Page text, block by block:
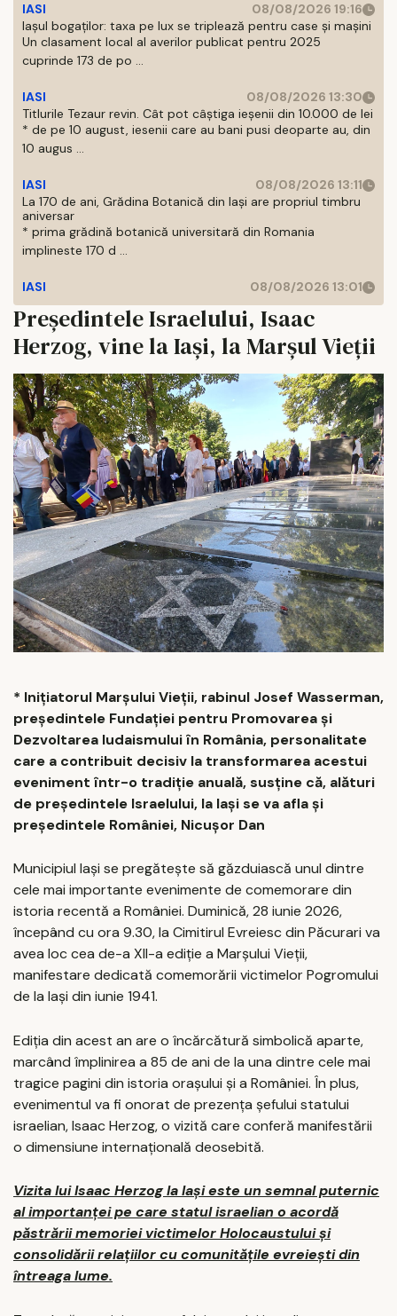
IASI
08/08/2026 19:16
Iașul bogaților: taxa pe lux se triplează pentru case și mașini
Un clasament local al averilor publicat pentru 2025
cuprinde 173 de po ...
IASI
08/08/2026 13:30
Titlurile Tezaur revin. Cât pot câștiga ieșenii din 10.000 de lei
* de pe 10 august, iesenii care au bani pusi deoparte au, din
10 augus ...
IASI
08/08/2026 13:11
La 170 de ani, Grădina Botanică din Iași are propriul timbru
aniversar
* prima grădină botanică universitară din Romania
implineste 170 d ...
IASI 08/08/2026 13:01
Președintele Israelului, Isaac
Herzog, vine la Iași, la Marșul Vieții
* Inițiatorul Marșului Vieții, rabinul Josef Wasserman,
președintele Fundației pentru Promovarea și
Dezvoltarea Iudaismului în România, personalitate
care a contribuit decisiv la transformarea acestui
eveniment într-o tradiție anuală, susține că, alături
de președintele Israelului, la Iași se va afla și
președintele României, Nicușor Dan
Municipiul Iași se pregătește să găzduiască unul dintre
cele mai importante evenimente de comemorare din
istoria recentă a României. Duminică, 28 iunie 2026,
începând cu ora 9.30, la Cimitirul Evreiesc din Păcurari va
avea loc cea de-a XII-a ediție a Marșului Vieții,
manifestare dedicată comemorării victimelor Pogromului
de la Iași din iunie 1941.
Ediția din acest an are o încărcătură simbolică aparte,
marcând împlinirea a 85 de ani de la una dintre cele mai
tragice pagini din istoria orașului și a României. În plus,
evenimentul va fi onorat de prezența șefului statului
israelian, Isaac Herzog, o vizită care conferă manifestării
o dimensiune internațională deosebită.
Vizita lui Isaac Herzog la Iași este un semnal puternic
al importanței pe care statul israelian o acordă
păstrării memoriei victimelor Holocaustului și
consolidării relațiilor cu comunitățile evreiești din
întreaga lume.